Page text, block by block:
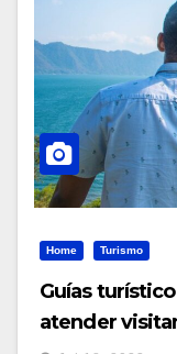
Home Turismo
Guías
atender